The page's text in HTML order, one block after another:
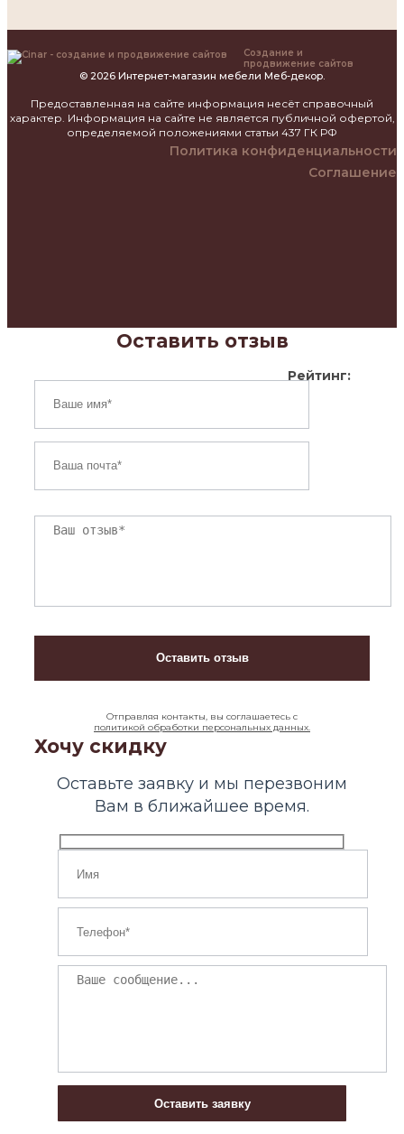
Создание и
продвижение сайтов
© 2026 Интернет-магазин мебели Меб-декор.
Предоставленная на сайте информация несёт справочный
характер. Информация на сайте не является публичной офертой,
определяемой положениями статьи 437 ГК РФ
Политика конфиденциальности
Соглашение
Оставить отзыв
Рейтинг:
Отправляя контакты, вы соглашаетесь с
политикой обработки персональных данных.
Хочу скидку
Оставьте заявку и мы перезвоним
Вам в ближайшее время.
Оставить заявку